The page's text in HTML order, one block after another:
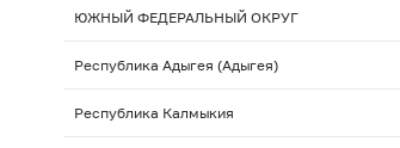
ЮЖНЫЙ ФЕДЕРАЛЬНЫЙ ОКРУГ
Республика Адыгея (Адыгея)
Республика Калмыкия